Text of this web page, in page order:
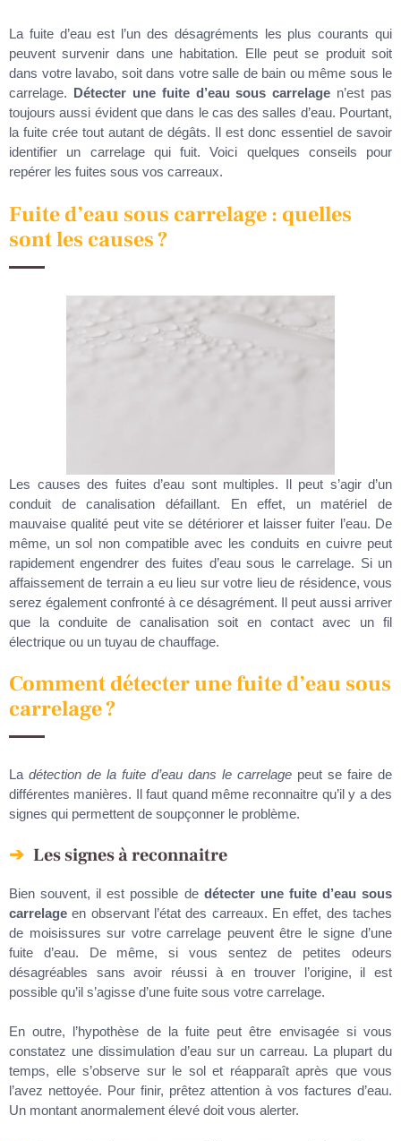
La fuite d’eau est l’un des désagréments les plus courants qui
peuvent survenir dans une habitation. Elle peut se produit soit
dans votre lavabo, soit dans votre salle de bain ou même sous le
carrelage. Détecter une fuite d’eau sous carrelage n’est pas
toujours aussi évident que dans le cas des salles d’eau. Pourtant,
la fuite crée tout autant de dégâts. Il est donc essentiel de savoir
identifier un carrelage qui fuit. Voici quelques conseils pour
repérer les fuites sous vos carreaux.
Fuite d’eau sous carrelage : quelles
sont les causes ?
Les causes des fuites d’eau sont multiples. Il peut s’agir d’un
conduit de canalisation défaillant. En effet, un matériel de
mauvaise qualité peut vite se détériorer et laisser fuiter l’eau. De
même, un sol non compatible avec les conduits en cuivre peut
rapidement engendrer des fuites d’eau sous le carrelage. Si un
affaissement de terrain a eu lieu sur votre lieu de résidence, vous
serez également confronté à ce désagrément. Il peut aussi arriver
que la conduite de canalisation soit en contact avec un fil
électrique ou un tuyau de chauffage.
Comment détecter une fuite d’eau sous
carrelage ?
La détection de la fuite d’eau dans le carrelage peut se faire de
différentes manières. Il faut quand même reconnaitre qu’il y a des
signes qui permettent de soupçonner le problème.
Les signes à reconnaitre
Bien souvent, il est possible de détecter une fuite d’eau sous
carrelageen observant l’état des carreaux. En effet, des taches
de moisissures sur votre carrelage peuvent être le signe d’une
fuite d’eau. De même, si vous sentez de petites odeurs
désagréables sans avoir réussi à en trouver l’origine, il est
possible qu’il s’agisse d’une fuite sous votre carrelage.
En outre, l’hypothèse de la fuite peut être envisagée si vous
constatez une dissimulation d’eau sur un carreau. La plupart du
temps, elle s’observe sur le sol et réapparaît après que vous
l’avez nettoyée. Pour finir, prêtez attention à vos factures d’eau.
Un montant anormalement élevé doit vous alerter.